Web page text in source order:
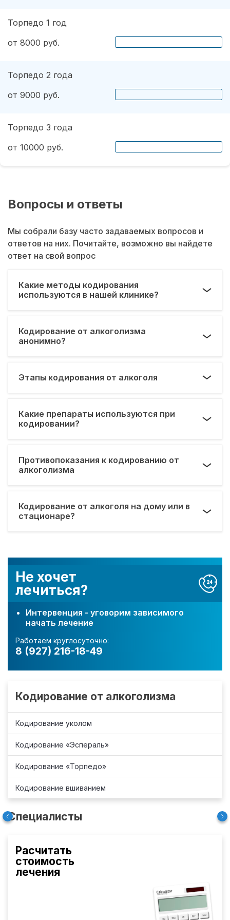
Не хочет
лечиться?
Интервенция - уговорим зависимого
начать лечение
Работаем круглосуточно:
8 (927) 216-18-49
Кодирование от алкоголизма
Кодирование уколом
Кодирование «Эспераль»
Кодирование «Торпедо»
Кодирование вшиванием
Специалисты
Расчитать
стоимость
лечения
Торпедо 1 год
от 8000 руб.
Торпедо 2 года
от 9000 руб.
Торпедо 3 года
от 10000 руб.
Вопросы и ответы
Мы собрали базу часто задаваемых вопросов и
ответов на них. Почитайте, возможно вы найдете
ответ на свой вопрос
Какие методы кодирования
используются в нашей клинике?
Кодирование от алкоголизма
анонимно?
Этапы кодирования от алкоголя
Какие препараты используются при
кодировании?
Противопоказания к кодированию от
алкоголизма
Кодирование от алкоголя на дому или в
стационаре?